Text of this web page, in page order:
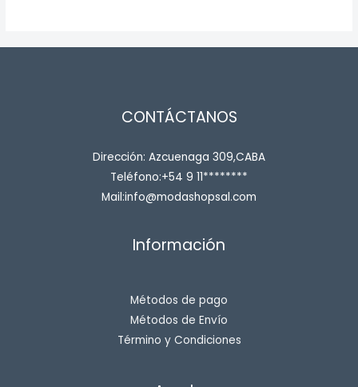
CONTÁCTANOS
Dirección: Azcuenaga 309,CABA
Teléfono:+54 9 11********
Mail:info@modashopsal.com
Información
Métodos de pago
Métodos de Envío
Término y Condiciones